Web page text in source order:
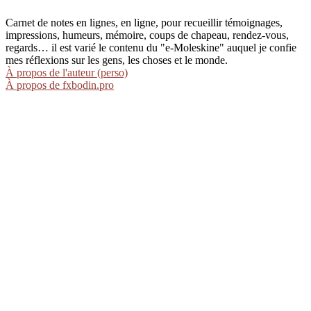
Carnet de notes en lignes, en ligne, pour recueillir témoignages,
impressions, humeurs, mémoire, coups de chapeau, rendez-vous,
regards… il est varié le contenu du "e-Moleskine" auquel je confie
mes réflexions sur les gens, les choses et le monde.
À propos de l'auteur (perso)
À propos de fxbodin.pro